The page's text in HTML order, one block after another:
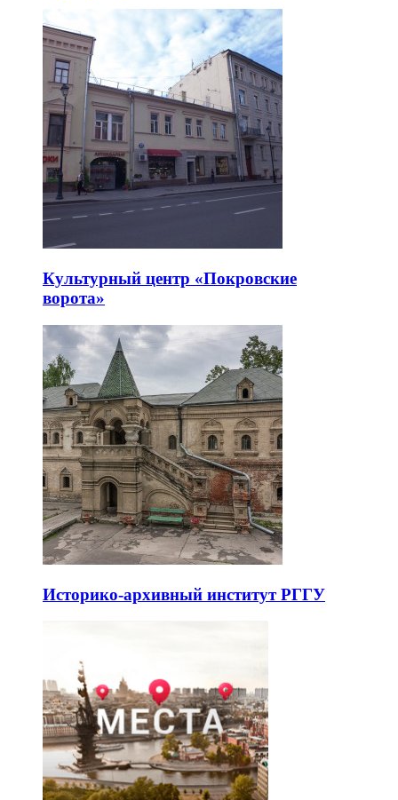
Культурный центр «Покровские
ворота»
Историко-архивный институт РГГУ